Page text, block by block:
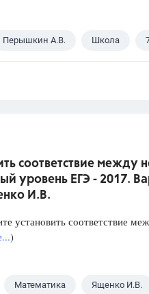
Перышкин А.В. Школа
соответствие между
уровень ЕГЭ - 2017.
И.В.
установить соответствие
)
Математика Ященко И.В.